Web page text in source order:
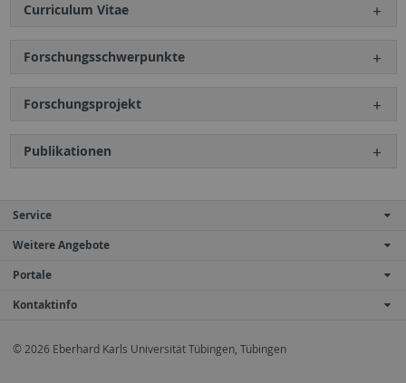
Curriculum Vitae
Forschungsschwerpunkte
Forschungsprojekt
Publikationen
Service
Weitere Angebote
Portale
Kontaktinfo
© 2026 Eberhard Karls Universität Tübingen, Tübingen